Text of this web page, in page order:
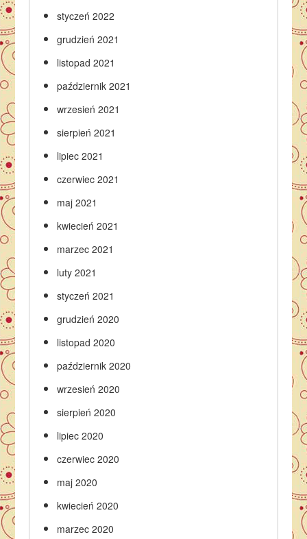
styczeń 2022
grudzień 2021
listopad 2021
październik 2021
wrzesień 2021
sierpień 2021
lipiec 2021
czerwiec 2021
maj 2021
kwiecień 2021
marzec 2021
luty 2021
styczeń 2021
grudzień 2020
listopad 2020
październik 2020
wrzesień 2020
sierpień 2020
lipiec 2020
czerwiec 2020
maj 2020
kwiecień 2020
marzec 2020